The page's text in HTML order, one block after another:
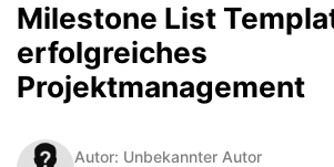
Milestone List
erfolgreiches
Projektmanagement
Autor: Unbekannter Autor